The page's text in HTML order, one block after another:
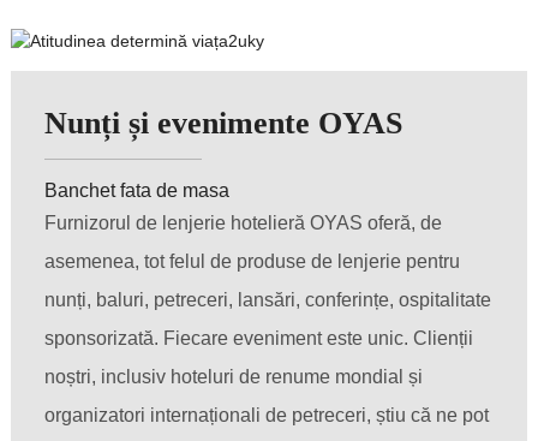
Nunți și evenimente OYAS
Banchet fata de masa
Furnizorul de lenjerie hotelieră OYAS oferă, de
asemenea, tot felul de produse de lenjerie pentru
nunți, baluri, petreceri, lansări, conferințe, ospitalitate
sponsorizată. Fiecare eveniment este unic. Clienții
noștri, inclusiv hoteluri de renume mondial și
organizatori internaționali de petreceri, știu că ne pot